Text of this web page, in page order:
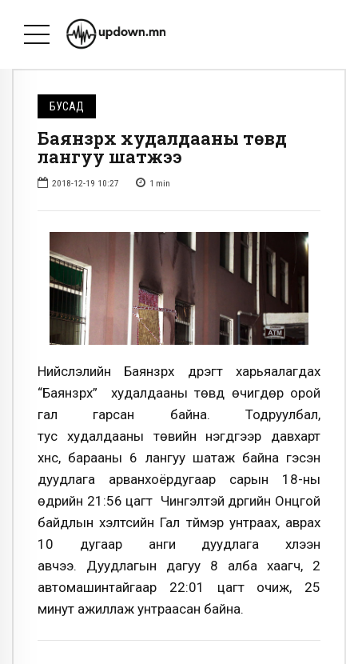
БУСАД
Баянзүрх худалдааны төвд
лангуу шатжээ
2018-12-19 10:27 1 min
Нийслэлийн Баянзүрх дүүрэгт харьяалагдах
“Баянзүрх” худалдааны төвд өчигдөр орой
гал гарсан байна. Тодруулбал,
тус худалдааны төвийн нэгдүгээр давхарт
хүнс, барааны 6 лангуу шатаж байна гэсэн
дуудлага арванхоёрдугаар сарын 18-ны
өдрийн 21:56 цагт Чингэлтэй дүүргийн Онцгой
байдлын хэлтсийн Гал түймэр унтраах, аврах
10 дугаар анги дуудлага хүлээн
авчээ. Дуудлагын дагуу 8 алба хаагч, 2
автомашинтайгаар 22:01 цагт очиж, 25
минут ажиллаж унтраасан байна.